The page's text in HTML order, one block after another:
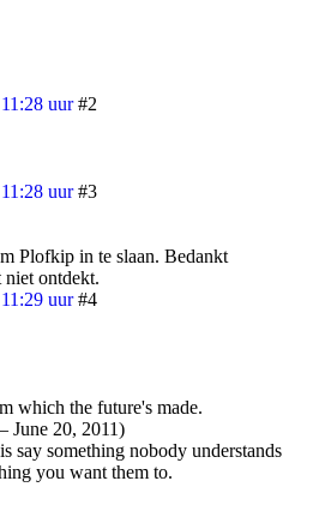
uur #2
uur #3
Plofkip in te slaan. Bedankt
ontdekt.
uur #4
which the future's made.
June 20, 2011)
say something nobody understands
you want them to.